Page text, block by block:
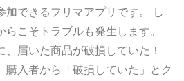
加できるフリマアプリです。 し
こそトラブルも発生します。
届いた商品が破損していた！
購入者から「破損していた」とク